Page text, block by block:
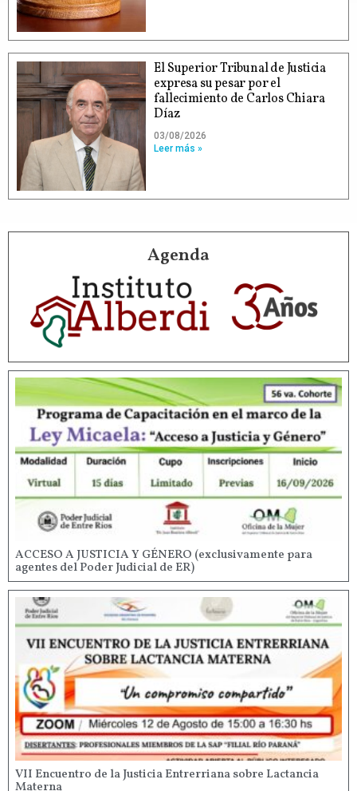
El Superior Tribunal de Justicia
expresa su pesar por el
fallecimiento de Carlos Chiara
Díaz
03/08/2026
Leer más »
Agenda
ACCESO A JUSTICIA Y GÉNERO (exclusivamente para
agentes del Poder Judicial de ER)
VII Encuentro de la Justicia Entrerriana sobre Lactancia
Materna